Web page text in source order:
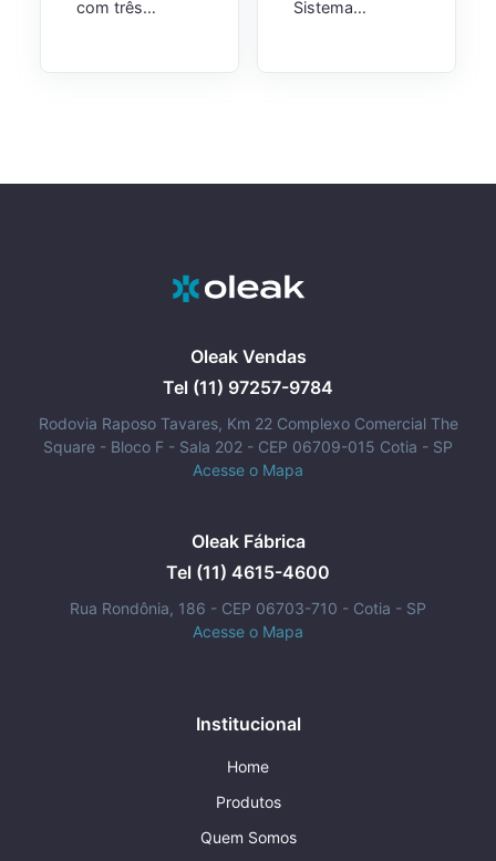
com três
Sistema
Engate
Oleak Vendas
Tel (11) 97257-9784
Rodovia Raposo Tavares, Km 22 Complexo Comercial The
Square - Bloco F - Sala 202 - CEP 06709-015 Cotia - SP
Acesse o Mapa
Oleak Fábrica
Tel (11) 4615-4600
Rua Rondônia, 186 - CEP 06703-710 - Cotia - SP
Acesse o Mapa
Institucional
Home
Produtos
Quem Somos